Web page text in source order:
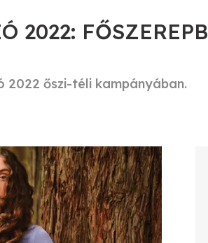
2022:
2022 őszi-téli kampányában.